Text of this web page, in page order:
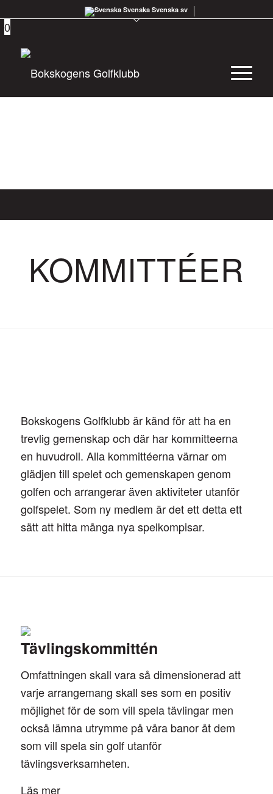
Svenska Svenska sv
0
KOMMITTÉER
Bokskogens Golfklubb är känd för att ha en
trevlig gemenskap och där har kommitteerna
en huvudroll. Alla kommittéerna värnar om
glädjen till spelet och gemenskapen genom
golfen och arrangerar även aktiviteter utanför
golfspelet. Som ny medlem är det ett detta ett
sätt att hitta många nya spelkompisar.
Tävlingskommittén
Omfattningen skall vara så dimensionerad att
varje arrangemang skall ses som en positiv
möjlighet för de som vill spela tävlingar men
också lämna utrymme på våra banor åt dem
som vill spela sin golf utanför
tävlingsverksamheten.
Läs mer